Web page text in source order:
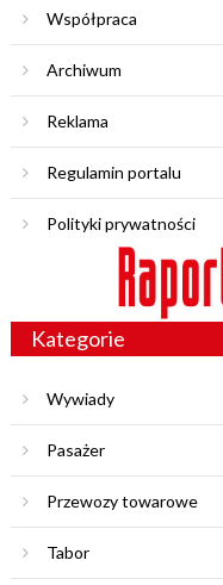
Współpraca
Archiwum
Reklama
Regulamin portalu
Polityki prywatności
Kategorie
Wywiady
Pasażer
Przewozy towarowe
Tabor